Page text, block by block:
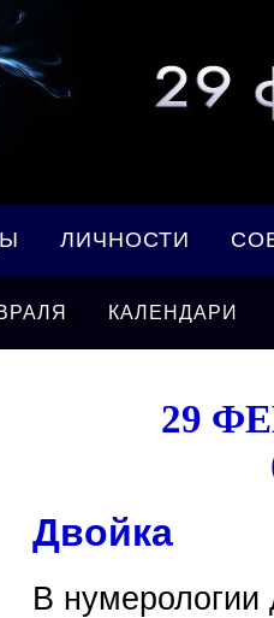
ЛИЧНОСТИ
КАЛЕНДАРИ
29
Двойка
В нумерологии